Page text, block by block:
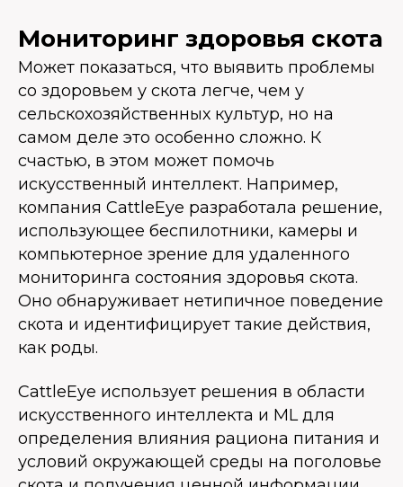
Мониторинг здоровья скота
Может показаться, что выявить проблемы
со здоровьем у скота легче, чем у
сельскохозяйственных культур, но на
самом деле это особенно сложно. К
счастью, в этом может помочь
искусственный интеллект. Например,
компания CattleEye разработала решение,
использующее беспилотники, камеры и
компьютерное зрение для удаленного
мониторинга состояния здоровья скота.
Оно обнаруживает нетипичное поведение
скота и идентифицирует такие действия,
как роды.
CattleEye использует решения в области
искусственного интеллекта и ML для
определения влияния рациона питания и
условий окружающей среды на поголовье